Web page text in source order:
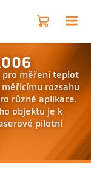
pro měření teplot
rozsahu
různé aplikace.
objektu je k
pilotní